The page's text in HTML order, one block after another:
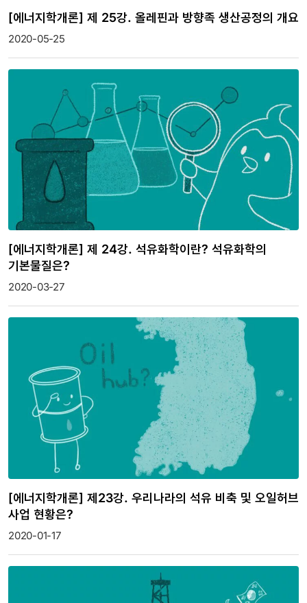
[에너지학개론] 제 25강. 올레핀과 방향족 생산공정의 개요
2020-05-25
[에너지학개론] 제 24강. 석유화학이란? 석유화학의
기본물질은?
2020-03-27
[에너지학개론] 제23강. 우리나라의 석유 비축 및 오일허브
사업 현황은?
2020-01-17